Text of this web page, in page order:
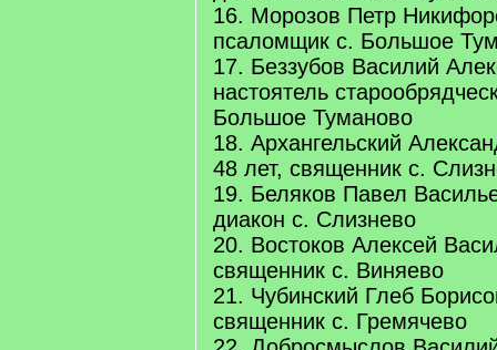
16. Морозов Петр
псаломщик с. Большое
17. Беззубов Василий
настоятель
Большое Туманово
18. Архангельский
48 лет, священник с.
19. Беляков Павел
диакон с. Слизнево
20. Востоков Алексей
священник с. Виняево
21. Чубинский Глеб
священник с. Гремячево